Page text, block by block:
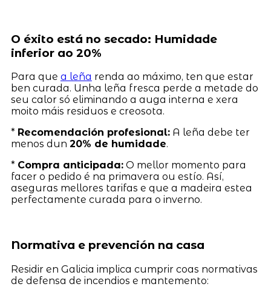
O éxito está no secado: Humidade
inferior ao 20%
Para que a leña renda ao máximo, ten que estar
ben curada. Unha leña fresca perde a metade do
seu calor só eliminando a auga interna e xera
moito máis residuos e creosota.
* Recomendación profesional:A leña debe ter
menos dun 20% de humidade.
* Compra anticipada:O mellor momento para
facer o pedido é na primavera ou estío. Así,
aseguras mellores tarifas e que a madeira estea
perfectamente curada para o inverno.
Normativa e prevención na casa
Residir en Galicia implica cumprir coas normativas
de defensa de incendios e mantemento: